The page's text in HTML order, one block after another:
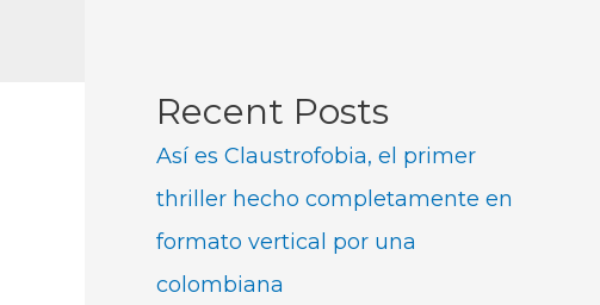
Recent Posts
Así es Claustrofobia, el primer
thriller hecho completamente en
formato vertical por una
colombiana